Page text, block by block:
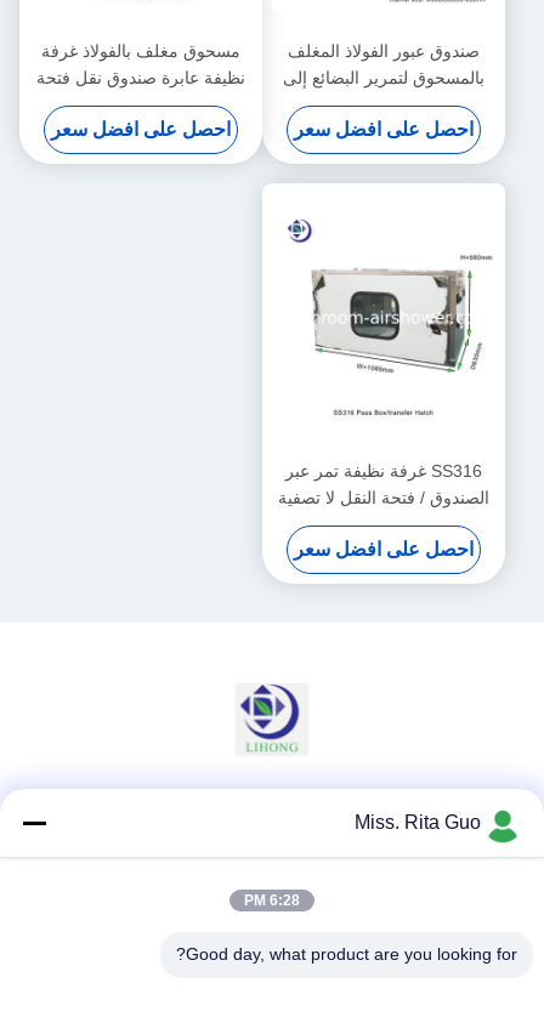
صندوق عبور الفولاذ المغلف
بالمسحوق لتمرير البضائع إلى
غرفة النظافة
600x600x600mm
احصل على افضل سعر
مسحوق مغلف بالفولاذ غرفة
نظيفة عابرة صندوق نقل فتحة
في حجم
W650xD650xH660mm
احصل على افضل سعر
SS316 غرفة نظيفة تمر عبر
الصندوق / فتحة النقل لا تصفية
احصل على افضل سعر
وسائل التواصل الاجتماعيMiss. Rita Guo
6:28 PM
Good day, what product are you looking for?